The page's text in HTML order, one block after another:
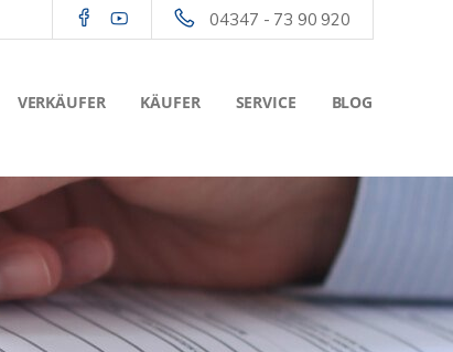
04347 - 73 90 920
VERKÄUFER KÄUFER SERVICE BLOG